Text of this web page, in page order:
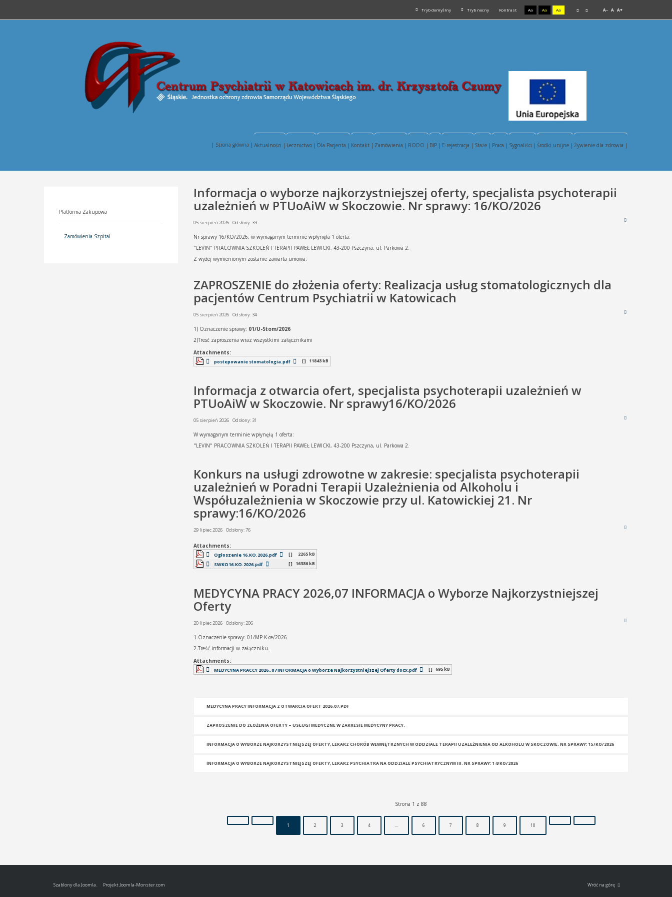
Tryb domyślny Tryb nocny Kontrast Aa Aa Aa A- A A+
| Strona główna | Aktualności | Lecznictwo | Dla Pacjenta | Kontakt | Zamówienia | RODO | BIP | E-rejestracja | Staże | Praca | Sygnaliści | Środki unijne | Żywienie dla zdrowia |
Informacja o wyborze najkorzystniejszej oferty, specjalista psychoterapii
uzależnień w PTUoAiW w Skoczowie. Nr sprawy: 16/KO/2026
05 sierpień 2026 Odsłony: 33
Nr sprawy 16/KO/2026, w wymaganym terminie wpłynęła 1 oferta:
"LEVIN" PRACOWNIA SZKOLEŃ I TERAPII PAWEŁ LEWICKI, 43-200 Pszczyna, ul. Parkowa 2.
Z wyżej wymienionym zostanie zawarta umowa.
ZAPROSZENIE do złożenia oferty: Realizacja usług stomatologicznych dla
pacjentów Centrum Psychiatrii w Katowicach
05 sierpień 2026 Odsłony: 34
1) Oznaczenie sprawy: 01/U-Stom/2026
2)Tresć zaproszenia wraz wszystkimi załącznikami
Attachments:
postepowanie stomatologia.pdf [ ] 11843 kB
Informacja z otwarcia ofert, specjalista psychoterapii uzależnień w
PTUoAiW w Skoczowie. Nr sprawy16/KO/2026
05 sierpień 2026 Odsłony: 31
W wymaganym terminie wpłynęłą 1 oferta:
"LEVIN" PRACOWNIA SZKOLEŃ I TERAPII PAWEŁ LEWICKI, 43-200 Pszczyna, ul. Parkowa 2.
Konkurs na usługi zdrowotne w zakresie: specjalista psychoterapii
uzależnień w Poradni Terapii Uzależnienia od Alkoholu i
Współuzależnienia w Skoczowie przy ul. Katowickiej 21. Nr
sprawy:16/KO/2026
29 lipiec 2026 Odsłony: 76
Attachments:
Ogłoszenie 16.KO.2026.pdf [ ]
2265 kB
SWKO16.KO.2026.pdf
[ ] 16386 kB
MEDYCYNA PRACY 2026,07 INFORMACJA o Wyborze Najkorzystniejszej
Oferty
20 lipiec 2026 Odsłony: 206
1.Oznaczenie sprawy: 01/MP-K-ce/2026
2.Treść informacji w załączniku.
Attachments:
MEDYCYNA PRACCY 2026..07 INFORMACJA o Wyborze Najkorzystniejszej Oferty docx.pdf [ ] 695 kB
MEDYCYNA PRACY INFORMACJA Z OTWARCIA OFERT 2026.07.PDF
ZAPROSZENIE DO ZŁOŻENIA OFERTY – USŁUGI MEDYCZNE W ZAKRESIE MEDYCYNY PRACY.
INFORMACJA O WYBORZE NAJKORZYSTNIEJSZEJ OFERTY, LEKARZ CHORÓB WEWNĘTRZNYCH W ODDZIALE TERAPII UZALEŻNIENIA OD ALKOHOLU W SKOCZOWIE. NR SPRAWY: 15/KO/2026
INFORMACJA O WYBORZE NAJKORZYSTNIEJSZEJ OFERTY, LEKARZ PSYCHIATRA NA ODDZIALE PSYCHIATRYCZNYM III. NR SPRAWY: 14/KO/2026
Strona 1 z 88
1 2 3 4 6 7 8 9 10
Platforma Zakupowa
Zamówienia Szpital
Szablony dla Joomla. Projekt Joomla-Monster.com Wróć na górę